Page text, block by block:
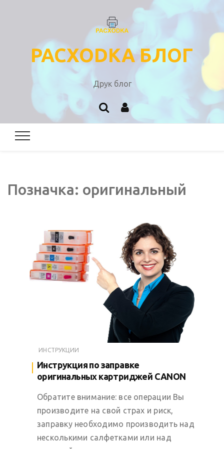
PACXODKA БЛОГ
Друк блог
Позначка: оригинальный
ИНСТРУКЦИИ
Инструкция по заправке
оригинальных картриджей CANON
Обратите внимание: все операции Вы
производите на свой страх и риск,
заправку необходимо производить над
несколькими салфетками или над